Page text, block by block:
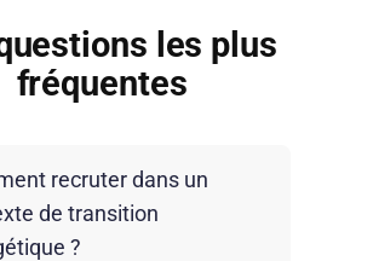
les plus
fréquentes
recruter dans un
de transition
?